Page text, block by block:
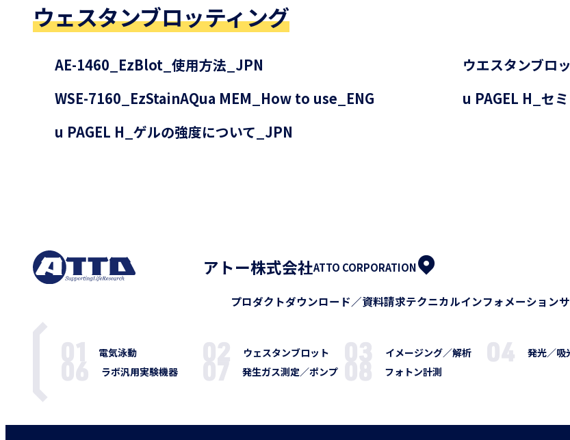
ウェスタンブロッティング
AE-1460_EzBlot_使用方法_JPN
ウエスタンブロ
WSE-7160_EzStainAQua MEM_How to use_ENG
u PAGEL H_セ
u PAGEL H_ゲルの強度について_JPN
アトー株式会社ATTO CORPORATION
プロダクトダウンロード／資料請求テクニカルインフォメーション
電気泳動 ウェスタンブロット イメージング／解析 発光／吸
ラボ汎用実験機器
発生ガス測定／ポンプ フォトン計測